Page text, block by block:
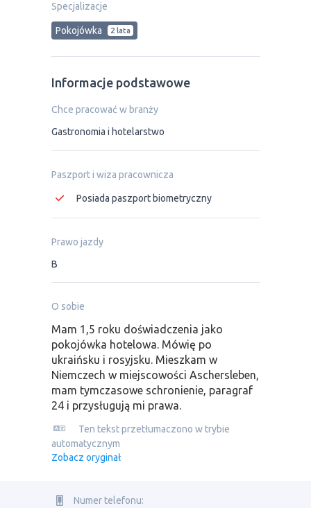
Specjalizacje
Pokojówka 2 lata
Informacje podstawowe
Chce pracować w branży
Gastronomia i hotelarstwo
Paszport i wiza pracownicza
Posiada paszport biometryczny
Prawo jazdy
B
O sobie
Mam 1,5 roku doświadczenia jako
pokojówka hotelowa. Mówię po
ukraińsku i rosyjsku. Mieszkam w
Niemczech w miejscowości Aschersleben,
mam tymczasowe schronienie, paragraf
24 i przysługują mi prawa.
Ten tekst przetłumaczono w trybie
automatycznym
Zobacz oryginał
Numer telefonu: